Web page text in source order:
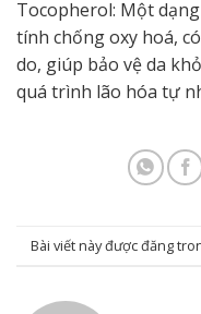
Tocopherol: Một
tính chống oxy hoá,
do, giúp bảo vệ da
quá trình lão hóa tự
Bài viết này được đăng